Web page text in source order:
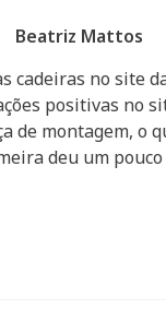
Beatriz Mattos
cadeiras no site
positivas no
de montagem, o
deu um